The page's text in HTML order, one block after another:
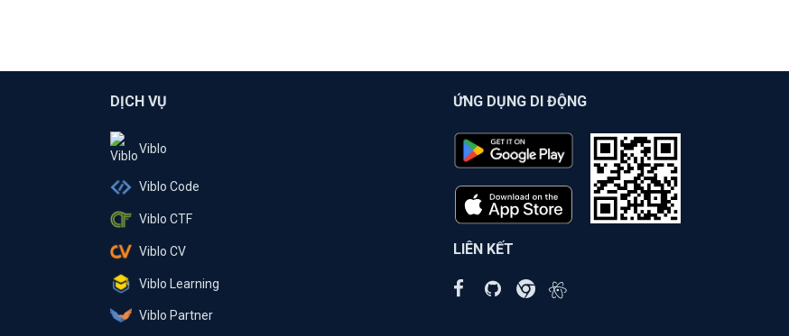
DỊCH VỤ
Viblo
Viblo Code
Viblo CTF
Viblo CV
Viblo Learning
Viblo Partner
ỨNG DỤNG DI ĐỘNG
LIÊN KẾT